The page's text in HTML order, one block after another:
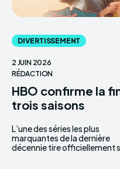
DIVERTISSEMENT
2 JUIN 2026
RÉDACTION
HBO confirme la
trois saisons
L’une des séries les plus
marquantes de la dernière
décennie tire officiellement
révérence. HBO a confirmé
que la troisième saison